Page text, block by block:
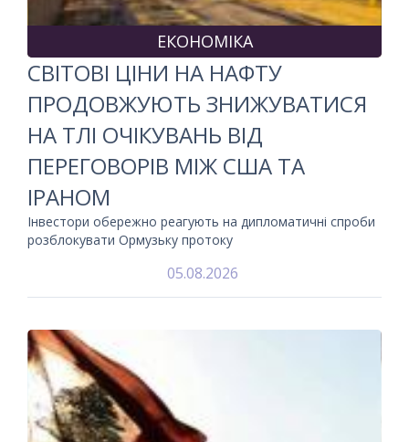
ЕКОНОМІКА
СВІТОВІ ЦІНИ НА НАФТУ
ПРОДОВЖУЮТЬ ЗНИЖУВАТИСЯ
НА ТЛІ ОЧІКУВАНЬ ВІД
ПЕРЕГОВОРІВ МІЖ США ТА
ІРАНОМ
Інвестори обережно реагують на дипломатичні спроби
розблокувати Ормузьку протоку
05.08.2026